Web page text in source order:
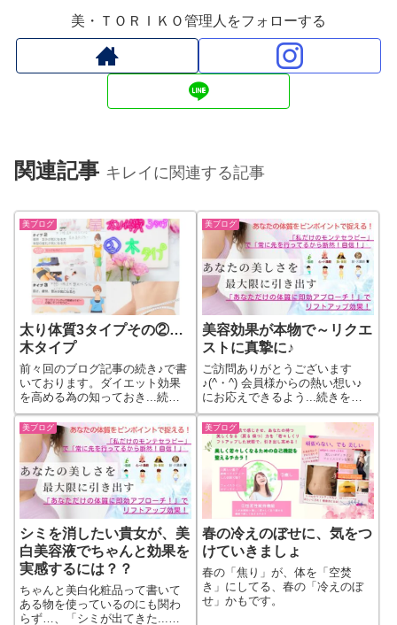
美・ＴＯＲＩＫＯ管理人をフォローする
関連記事 キレイに関連する記事
美ブログ
太り体質3タイプその②…
木タイプ
前々回のブログ記事の続き♪で書
いております。ダイエット効果
を高める為の知っておき...続き
をもっと見る
美ブログ
美容効果が本物で～リクエ
ストに真摯に♪
ご訪問ありがとうございます
♪(^・^) 会員様からの熱い想い♪
にお応えできるよう...続きをも
っと見る
美ブログ
シミを消したい貴女が、美
白美容液でちゃんと効果を
実感するには？？
ちゃんと美白化粧品って書いて
ある物を使っているのにも関わ
らず…、「シミが出てきた...続
美ブログ
春の冷えのぼせに、気をつ
けていきましょ
春の「焦り」が、体を「空焚
き」にしてる、春の「冷えのぼ
せ」かもです。